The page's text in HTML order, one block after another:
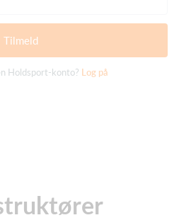
Tilmeld
Holdsport-konto? Log på